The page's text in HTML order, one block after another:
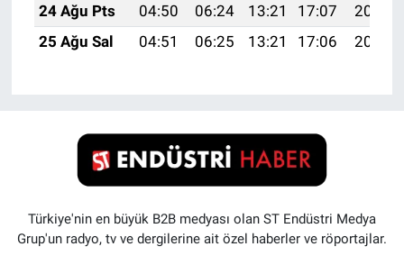
24 Ağu Pts
04:50 06:24 13:21 17:07
20:08
25 Ağu Sal
04:51 06:25 13:21 17:06 20:07
Türkiye'nin en büyük B2B medyası olan ST Endüstri Medya
Grup'un radyo, tv ve dergilerine ait özel haberler ve röportajlar.